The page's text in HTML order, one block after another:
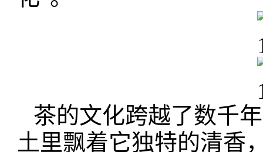
茶的文化跨越了数千
土里飘着它独特的清香